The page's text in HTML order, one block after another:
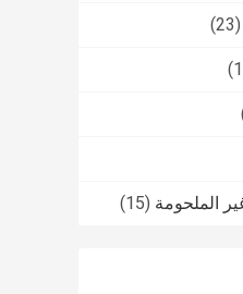
(23)
الملحومة (15)